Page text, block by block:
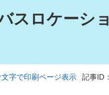
スロケーシ
文字で印刷ページ表示 記事ID